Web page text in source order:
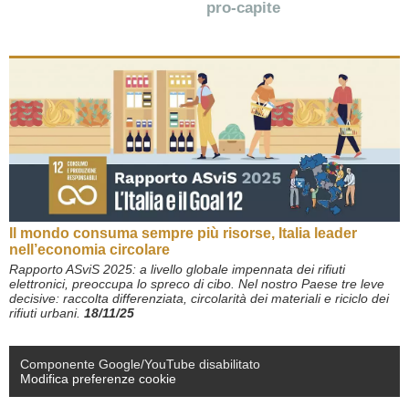
pro-capite
Il mondo consuma sempre più risorse, Italia leader
nell’economia circolare
Rapporto ASviS 2025: a livello globale impennata dei rifiuti
elettronici, preoccupa lo spreco di cibo. Nel nostro Paese tre leve
decisive: raccolta differenziata, circolarità dei materiali e riciclo dei
rifiuti urbani. 18/11/25
Componente Google/YouTube disabilitato
Modifica preferenze cookie